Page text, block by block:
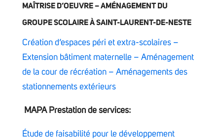
MAÎTRISE D’OEUVRE – AMÉNAGEMENT DU
GROUPE SCOLAIRE À SAINT-LAURENT-DE-NESTE
Création d’espaces péri et extra-scolaires –
Extension bâtiment maternelle – Aménagement
de la cour de récréation – Aménagements des
stationnements extérieurs
MAPA Prestation de services:
Étude de faisabilité pour le développement